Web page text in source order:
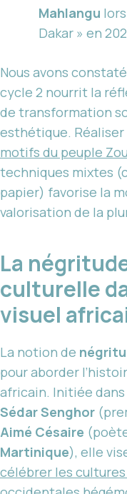
Mahlangu
Dakar » en
Nous avons
cycle 2 nourrit la
de transformation
esthétique. Réaliser
motifs du peuple
techniques mixtes
papier) favorise la
valorisation de la
La
culturelle
visuel
La notion de
pour aborder
africain. Initiée dans
Sédar Senghor
Aimé Césaire
Martinique), elle
célébrer les